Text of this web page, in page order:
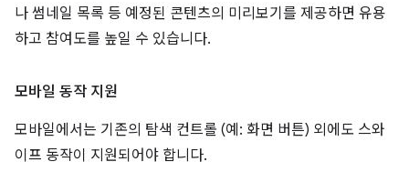
나 썸네일 목록 등 예정된 콘텐츠의 미리보기를 제공하면 유용
하고 참여도를 높일 수 있습니다.
모바일 동작 지원
모바일에서는 기존의 탐색 컨트롤 (예: 화면 버튼) 외에도 스와
이프 동작이 지원되어야 합니다.